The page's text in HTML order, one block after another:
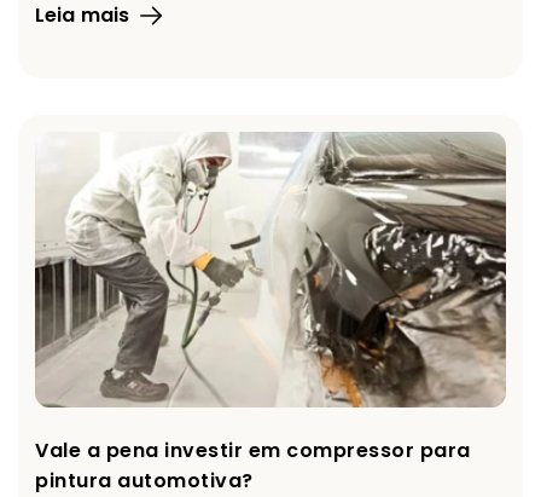
Leia mais
Vale a pena investir em compressor para
pintura automotiva?